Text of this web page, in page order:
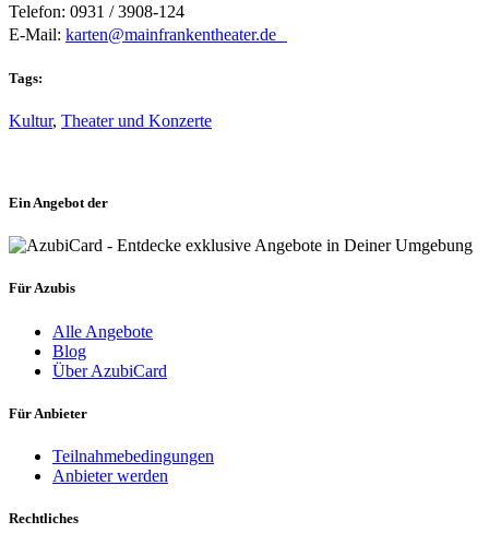
Telefon: 0931 / 3908-124
E-Mail: karten@mainfrankentheater.de
Tags:
Kultur, Theater und Konzerte
Ein Angebot der
Für Azubis
Alle Angebote
Blog
Über AzubiCard
Für Anbieter
Teilnahmebedingungen
Anbieter werden
Rechtliches